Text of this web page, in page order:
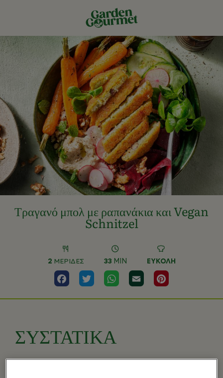
Τραγανό μπολ με ραπανάκια και Vegan
Schnitzel
2 ΜΕΡΙΔΕΣ 33 MIN ΕΎΚΟΛΗ
FacebookTwitter WhatsApp
Email
ΣΥΣΤΑΤΙΚΑ